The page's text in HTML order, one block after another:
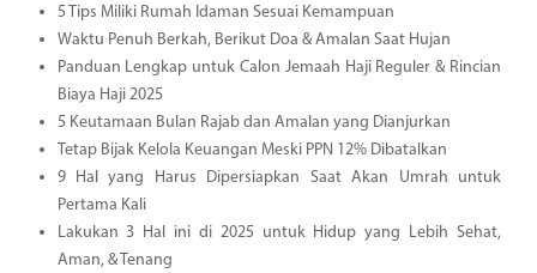
5 Tips Miliki Rumah Idaman Sesuai Kemampuan
Waktu Penuh Berkah, Berikut Doa & Amalan Saat Hujan
Panduan Lengkap untuk Calon Jemaah Haji Reguler & Rincian
Biaya Haji 2025
5 Keutamaan Bulan Rajab dan Amalan yang Dianjurkan
Tetap Bijak Kelola Keuangan Meski PPN 12% Dibatalkan
9 Hal yang Harus Dipersiapkan Saat Akan Umrah untuk
Pertama Kali
Lakukan 3 Hal ini di 2025 untuk Hidup yang Lebih Sehat,
Aman, & Tenang